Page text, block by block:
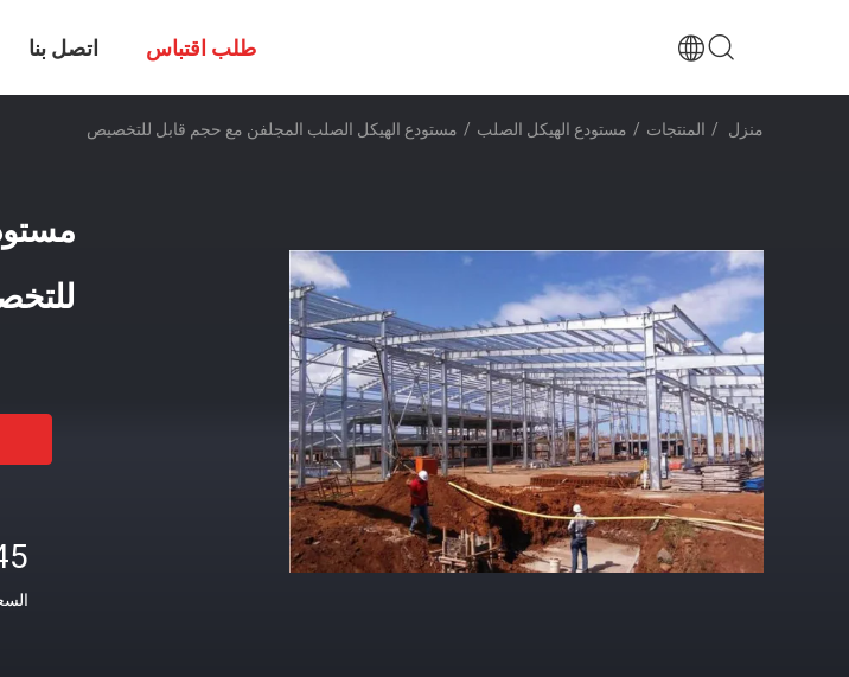
اتصل بنا طلب اقتباس
منزل / المنتجات / مستودع الهيكل الصلب / مستودع الهيكل الصلب المجلفن مع حجم قابل للتخصيص
sqm